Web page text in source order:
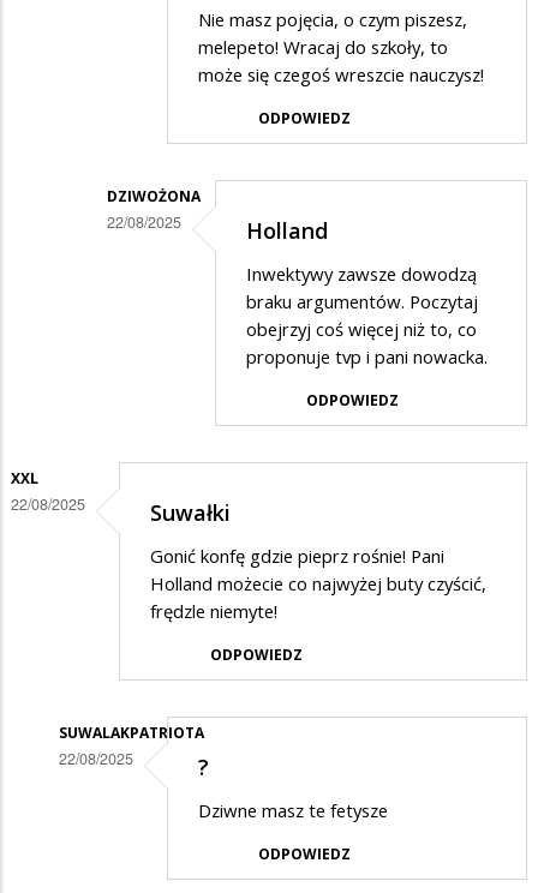
odpowiedzi
Holland
Nie masz pojęcia, o czym piszesz,
melepeto! Wracaj do szkoły, to
może się czegoś wreszcie nauczysz!
ODPOWIEDZ
DZIWOŻONA
22/08/2025
Niewiedza
Dziwożyny
Holland
Inwektywy zawsze dowodzą
braku argumentów. Poczytaj
obejrzyj coś więcej niż to, co
proponuje tvp i pani nowacka.
ODPOWIEDZ
XXL
22/08/2025 Suwałki
Gonić konfę gdzie pieprz rośnie! Pani
Holland możecie co najwyżej buty czyścić,
frędzle niemyte!
ODPOWIEDZ
SUWALAKPATRIOTA
22/08/2025 ?
Dziwne masz te fetysze
ODPOWIEDZ